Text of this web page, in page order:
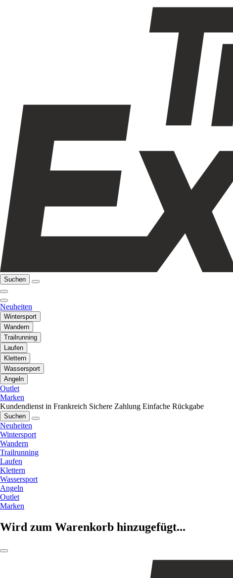
Suchen
Neuheiten
Wintersport
Wandern
Trailrunning
Laufen
Klettern
Wassersport
Angeln
Outlet
Marken
Kundendienst in Frankreich Sichere Zahlung Einfache Rückgabe
Suchen
Neuheiten
Wintersport
Wandern
Trailrunning
Laufen
Klettern
Wassersport
Angeln
Outlet
Marken
Wird zum Warenkorb hinzugefügt...